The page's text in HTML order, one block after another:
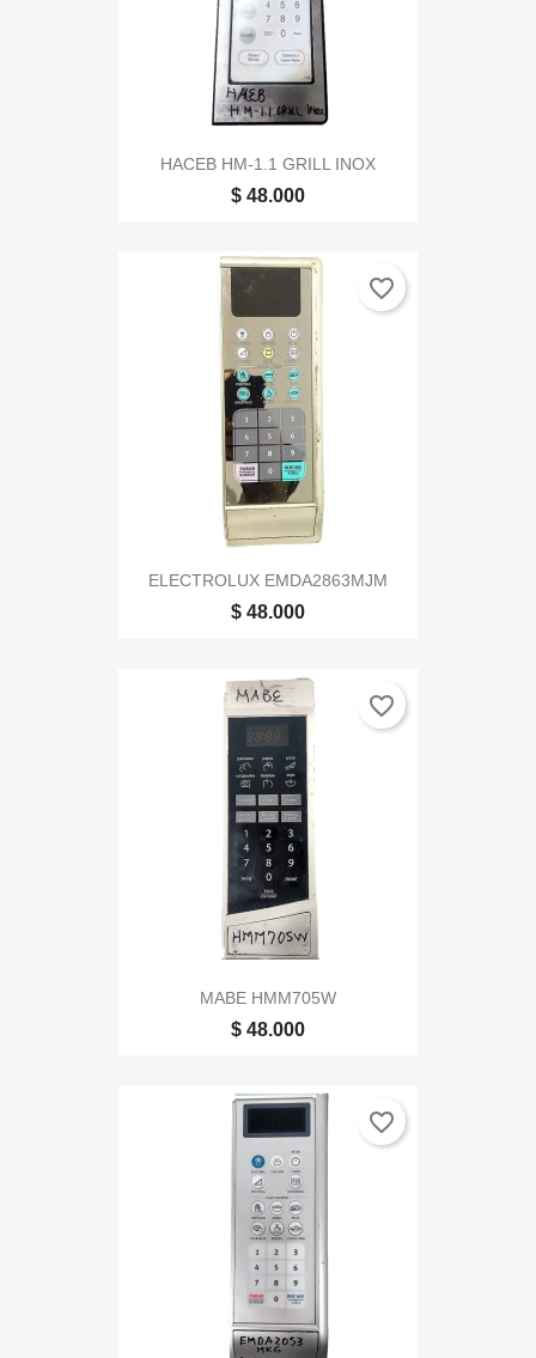
HACEB HM-1.1 GRILL INOX
$ 48.000
ELECTROLUX EMDA2863MJM
$ 48.000
favorite_border
MABE HMM705W
$ 48.000
favorite_border
favorite_border